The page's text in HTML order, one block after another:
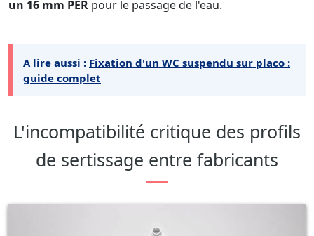
un 16 mm PER pour le passage de l'eau.
A lire aussi : Fixation d'un WC suspendu sur placo :
guide complet
L'incompatibilité critique des profils
de sertissage entre fabricants